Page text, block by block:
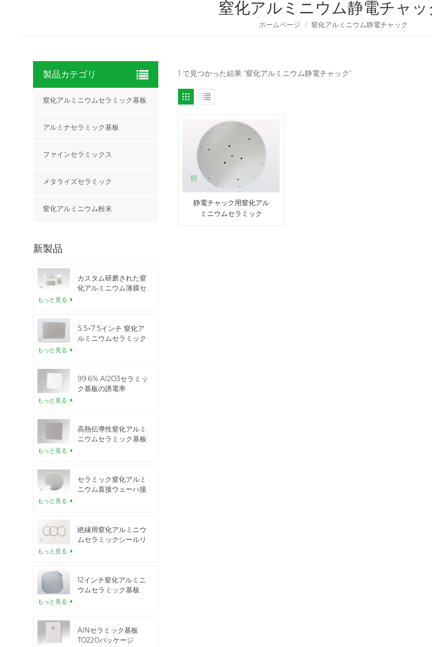
窒化アルミニウム静電チャッ
ホームページ / 窒化アルミニウム静電チャック
1 で見つかった結果 "窒化アルミニウム静電チャック"
静電チャック用窒化アル
ミニウムセラミック
製品カテゴリ
窒化アルミニウムセラミック基板
アルミナセラミック基板
ファインセラミックス
メタライズセラミック
窒化アルミニウム粉末
新製品
カスタム研磨された窒
化アルミニウム薄膜セ
もっと見る
5.5×7.5インチ 窒化ア
ルミニウムセラミック
もっと見る
99.6% Al2O3セラミッ
ク基板の誘電率
もっと見る
高熱伝導性窒化アルミ
ニウムセラミック基板
もっと見る
セラミック窒化アルミ
ニウム直接ウェーハ接
もっと見る
絶縁用窒化アルミニウ
ムセラミックシールリ
もっと見る
12インチ窒化アルミニ
ウムセラミック基板
もっと見る
AlNセラミック基板
TO220パッケージ